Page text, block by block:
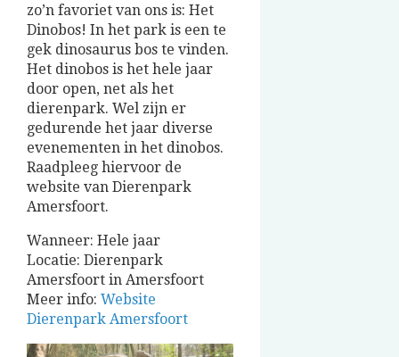
zo’n favoriet van ons is: Het
Dinobos! In het park is een te
gek dinosaurus bos te vinden.
Het dinobos is het hele jaar
door open, net als het
dierenpark. Wel zijn er
gedurende het jaar diverse
evenementen in het dinobos.
Raadpleeg hiervoor de
website van Dierenpark
Amersfoort.
Wanneer: Hele jaar
Locatie: Dierenpark
Amersfoort in Amersfoort
Meer info: Website
Dierenpark Amersfoort